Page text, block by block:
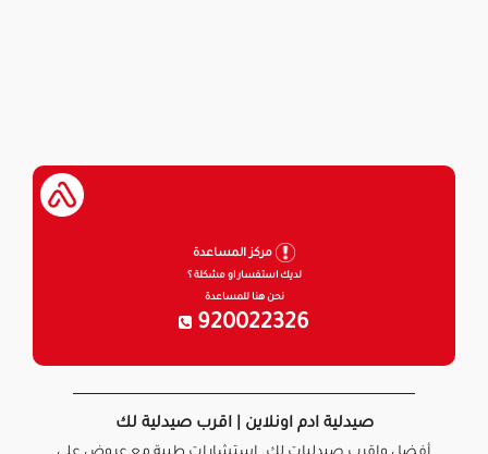
مركز المساعدة
لديك استفسار او مشكلة ؟
نحن هنا للمساعدة
920022326
صيدلية ادم اونلاين | اقرب صيدلية لك